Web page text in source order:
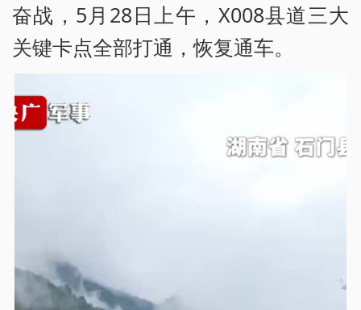
奋战，5月28日上午，X008县道三大
关键卡点全部打通，恢复通车。